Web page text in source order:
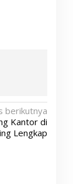
berikutnya
Kantor di
Lengkap